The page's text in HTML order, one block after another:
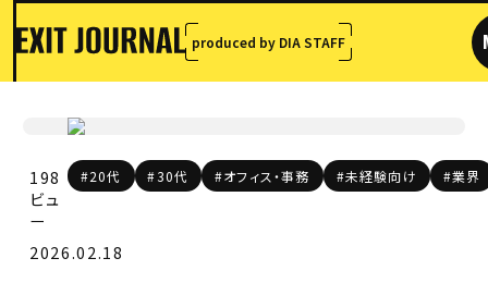
produced by DIA STAFF
198
ビュ
ー
#20代 #30代 #オフィス・事務 #未経験向け #業界
2026.02.18